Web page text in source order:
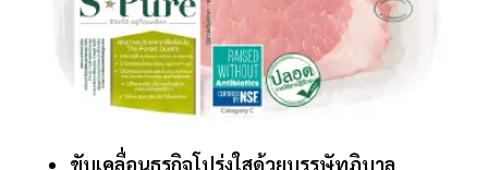
ขับเคลื่อนธุรกิจโปร่งใสด้วยบรรษัทภิบาล